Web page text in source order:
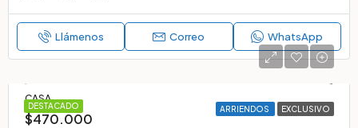
Llámenos Correo WhatsApp
DESTACADO ARRIENDOS EXCLUSIVO
CASA
$470.000